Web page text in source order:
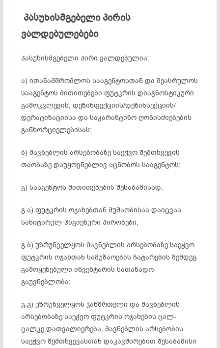
პასუხისმგებელი პირის
ვალდებულებები
პასუხისმგებელი პირი ვალდებულია:
ა) ითანამშრომლოს სააგენტოსთან და შეასრულოს
სააგენტოს მითითებები ფუტკრის დიაგნოსტიკური
გამოკვლევის, დეზინფექციის/დეზინსექციის/
დერატიზაციისა და საკარანტინო ღონისძიებების
განხორციელებისას;
ბ) მავნებლის არსებობაზე საეჭვო შემთხვევის
თაობაზე დაუყოვნებლივ აცნობოს სააგენტოს;
გ) სააგენტოს მითითებების შესაბამისად:
გ.ა) ფუტკრის ოჯახებთან მუშაობისას დაიცვას
სანიტარულ-ჰიგიენური პირობები;
გ.ბ) უზრუნველყოს მავნებლის არსებობაზე საეჭვო
ფუტკრის ოჯახთან სამუშაოების ჩატარების შემდეგ
გამოყენებული ინვენტარის სათანადო
გაუვნებლობა;
გ.გ) უზრუნველყოს ჯანმრთელი და მავნებლის
არსებობაზე საეჭვო ფუტკრის ოჯახების ცალ-
ცალკე დათვალიერება, მავნებლის არსებობის
საეჭვო შემთხვევასთან დაკავშირებით შესაბამისი